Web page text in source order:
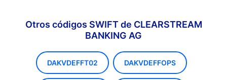
Otros códigos SWIFT de CLEARSTREAM
BANKING AG
DAKVDEFFT02 DAKVDEFFOPS